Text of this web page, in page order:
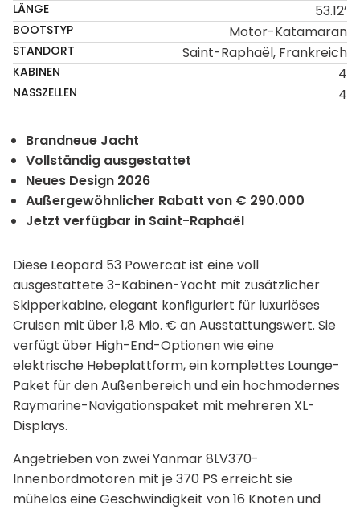
LÄNGE 53.12’
BOOTSTYP Motor-Katamaran
STANDORT Saint-Raphaël, Frankreich
KABINEN 4
NASSZELLEN 4
Brandneue Jacht
Vollständig ausgestattet
Neues Design 2026
Außergewöhnlicher Rabatt von € 290.000
Jetzt verfügbar in Saint-Raphaël
Diese Leopard 53 Powercat ist eine voll
ausgestattete 3-Kabinen-Yacht mit zusätzlicher
Skipperkabine, elegant konfiguriert für luxuriöses
Cruisen mit über 1,8 Mio. € an Ausstattungswert. Sie
verfügt über High-End-Optionen wie eine
elektrische Hebeplattform, ein komplettes Lounge-
Paket für den Außenbereich und ein hochmodernes
Raymarine-Navigationspaket mit mehreren XL-
Displays.
Angetrieben von zwei Yanmar 8LV370-
Innenbordmotoren mit je 370 PS erreicht sie
mühelos eine Geschwindigkeit von 16 Knoten und